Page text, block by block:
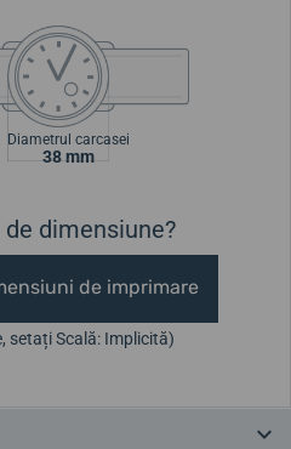
Diametrul carcasei
38 mm
dimensiune?
de imprimare
setați Scală: Implicită)